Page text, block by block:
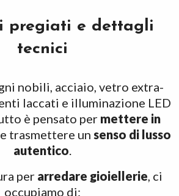
pregiati e dettagli
tecnici
nobili, acciaio, vetro extra-
laccati e illuminazione LED
è pensato per mettere in
trasmettere un senso di lusso
autentico.
per arredare gioiellerie, ci
occupiamo di: